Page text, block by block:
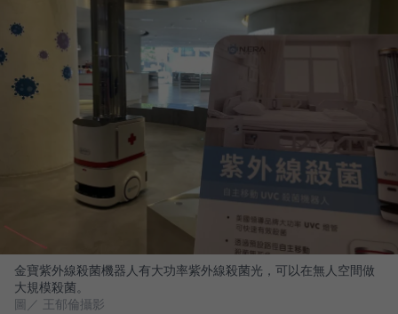
金寶紫外線殺菌機器人有大功率紫外線殺菌光，可以在無人空間做
大規模殺菌。
圖／ 王郁倫攝影